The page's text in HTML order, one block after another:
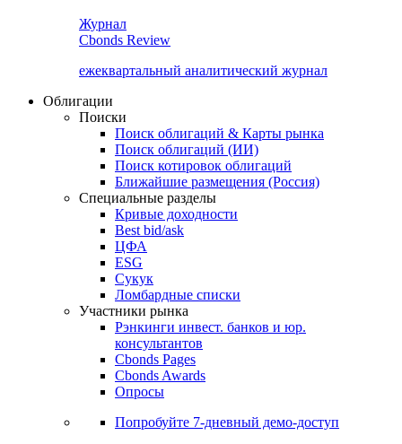
Cbonds Review
ежеквартальный аналитический журнал
Облигации
Поиски
Поиск облигаций & Карты рынка
Поиск облигаций (ИИ)
Поиск котировок облигаций
Ближайшие размещения (Россия)
Специальные разделы
Кривые доходности
Best bid/ask
ЦФА
ESG
Сукук
Ломбардные списки
Участники рынка
Рэнкинги инвест. банков и юр.
Cbonds Pages